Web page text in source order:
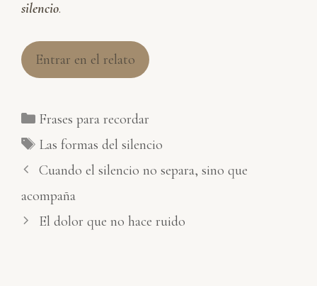
silencio.
Entrar en el relato
Categorías
Frases para recordar
Etiquetas
Las formas del silencio
Cuando el silencio no separa, sino que
acompaña
El dolor que no hace ruido